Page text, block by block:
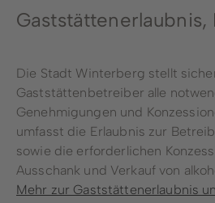
Bauhof
Gaststättenerlaubnis,
Die Stadt Winterberg stellt
Gaststättenbetreiber alle
Genehmigungen und
umfasst die Erlaubnis zur
sowie die erforderlichen
Ausschank und Verkauf von
Mehr zur Gaststättenerlaubnis